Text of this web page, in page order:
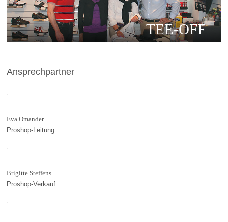
TEE-OFF
Ansprechpartner
Eva Omander
Proshop-Leitung
Brigitte Steffens
Proshop-Verkauf